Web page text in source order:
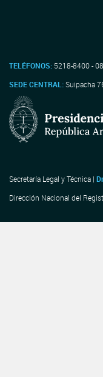
TELÉFONOS: 5218-8400 -
SEDE CENTRAL:Suipacha
Secretaría Legal y Técnica |
Dirección Nacional del